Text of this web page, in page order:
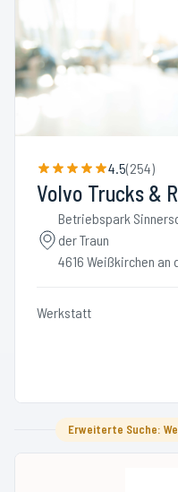
4.5(254)
Volvo Trucks &
Betriebspark
der Traun
4616 Weißkirchen an
Werkstatt
Erweiterte Suche: